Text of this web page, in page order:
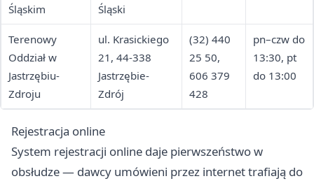
Śląskim
Śląski
Terenowy
Oddział w
Jastrzębiu-
Zdroju
ul. Krasickiego
21, 44-338
Jastrzębie-
Zdrój
(32) 440
25 50,
606 379
428
pn–czw do
13:30, pt
do 13:00
Rejestracja online
System rejestracji online daje pierwszeństwo w
obsłudze — dawcy umówieni przez internet trafiają do